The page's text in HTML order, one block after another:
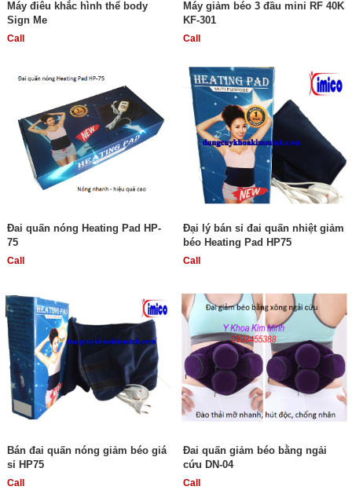
Máy điêu khắc hình thể body
Sign Me
Call
Máy giảm béo 3 đầu mini RF 40K
KF-301
Call
Đai quấn nóng Heating Pad HP-
75
Call
Đại lý bán sỉ đai quấn nhiệt giảm
béo Heating Pad HP75
Call
Bán đai quấn nóng giảm béo giá
sỉ HP75
Call
Đai quấn giảm béo bằng ngải
cứu DN-04
Call